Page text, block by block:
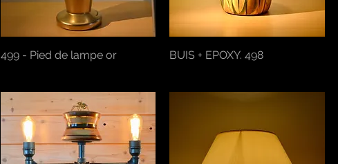
Aperçu rapide
499 - Pied de lampe or Aperçu rapide
BUIS + EPOXY. 498